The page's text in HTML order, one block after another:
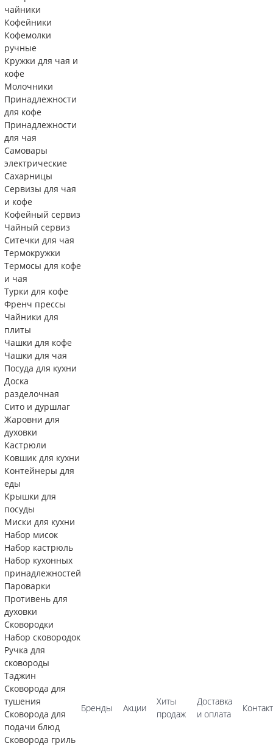
чайники
Кофейники
Кофемолки
ручные
Кружки для чая и
кофе
Молочники
Принадлежности
для кофе
Принадлежности
для чая
Самовары
электрические
Сахарницы
Сервизы для чая
и кофе
Кофейный сервиз
Чайный сервиз
Ситечки для чая
Термокружки
Термосы для кофе
и чая
Турки для кофе
Френч прессы
Чайники для
плиты
Чашки для кофе
Чашки для чая
Посуда для кухни
Доска
разделочная
Сито и дуршлаг
Жаровни для
духовки
Кастрюли
Ковшик для кухни
Контейнеры для
еды
Крышки для
посуды
Миски для кухни
Набор мисок
Набор кастрюль
Набор кухонных
принадлежностей
Пароварки
Противень для
духовки
Сковородки
Набор сковородок
Ручка для
сковороды
Таджин
Сковорода для
тушения
Сковорода для
подачи блюд
Сковорода гриль
Бренды Акции
Хиты
продаж
Доставка
и оплата